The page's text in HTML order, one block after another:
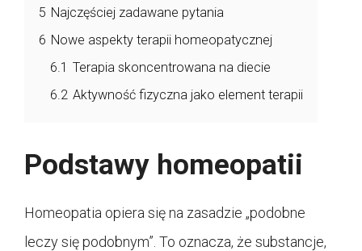
5 Najczęściej zadawane pytania
6 Nowe aspekty terapii homeopatycznej
6.1 Terapia skoncentrowana na diecie
6.2 Aktywność fizyczna jako element terapii
Podstawy homeopatii
Homeopatia opiera się na zasadzie „podobne
leczy się podobnym”. To oznacza, że substancje,